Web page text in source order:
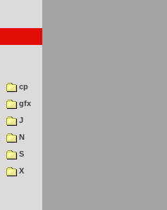
cp
gfx
J
N
S
X